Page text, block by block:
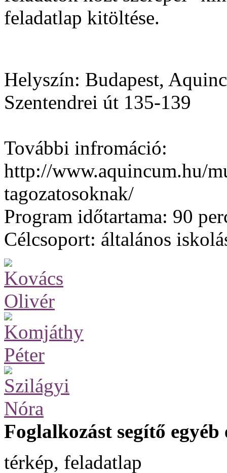
feladatlap kitöltése.
Helyszín: Budapest,
Szentendrei út 135-139
További infromáció:
http://www.aquincum.hu/
tagozatosoknak/
Program időtartama: 90
Célcsoport: általános
Foglalkozást segítő egyéb
térkép, feladatlap